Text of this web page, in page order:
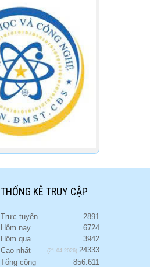
THỐNG KÊ TRUY CẬP
Trực tuyến
2891
Hôm nay
6724
Hôm qua
3942
Cao nhất
(21.04.2026) 24333
Tổng cộng
856.611